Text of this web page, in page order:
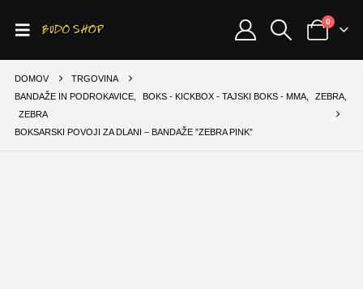
0
DOMOV
TRGOVINA
BANDAŽE IN PODROKAVICE, BOKS - KICKBOX - TAJSKI BOKS - MMA, ZEBRA,
ZEBRA
BOKSARSKI POVOJI ZA DLANI – BANDAŽE ”ZEBRA PINK”